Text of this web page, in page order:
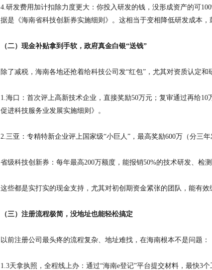
4.研发费用加计扣除力度更大：你投入研发的钱，没形成资产的可
据是《海南省科技创新券实施细则》。这相当于变相降低研发成本，
（二）现金补贴拿到手软，政府真金白银“送钱”
除了减税，海南各地还抢着给科技公司发“红包”，尤其对资质认定和
1.海口：首次评上高新技术企业，直接奖励50万元；复审通过再给
促进科技服务业发展实施细则》。
2.三亚：专精特新企业评上国家级“小巨人”，最高奖励600万（分三
省级科技创新券：每年最高200万额度，能报销50%的技术研发、检
这些都是实打实的现金支持，尤其对初创期资金紧张的团队，能有效
（三）注册流程极简，没地址也能轻松搞定
以前注册公司最头疼的流程复杂、地址难找，在海南根本不是问题：
1.3天拿执照，全程线上办：通过“海南e登记”平台提交材料，最快3个